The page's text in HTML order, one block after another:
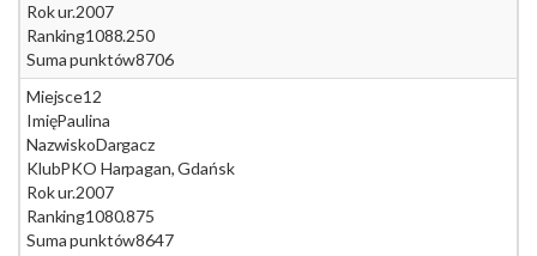
Rok ur.2007
Ranking1088.250
Suma punktów8706
Miejsce12
ImięPaulina
NazwiskoDargacz
KlubPKO Harpagan, Gdańsk
Rok ur.2007
Ranking1080.875
Suma punktów8647